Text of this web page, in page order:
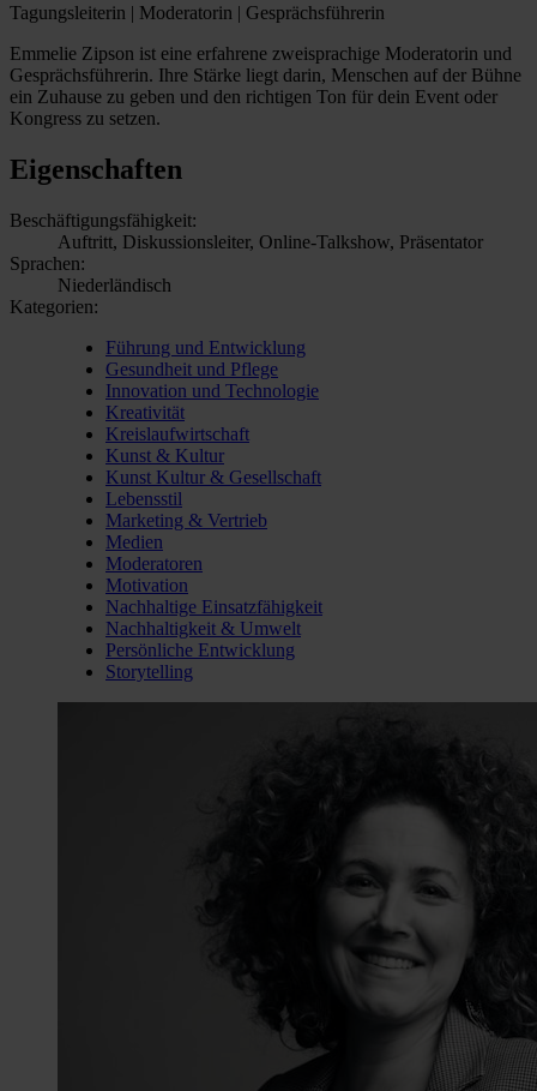
Tagungsleiterin | Moderatorin | Gesprächsführerin
Emmelie Zipson ist eine erfahrene zweisprachige Moderatorin und
Gesprächsführerin. Ihre Stärke liegt darin, Menschen auf der Bühne
ein Zuhause zu geben und den richtigen Ton für dein Event oder
Kongress zu setzen.
Eigenschaften
Beschäftigungsfähigkeit:
Auftritt, Diskussionsleiter, Online-Talkshow, Präsentator
Sprachen:
Niederländisch
Kategorien:
Führung und Entwicklung
Gesundheit und Pflege
Innovation und Technologie
Kreativität
Kreislaufwirtschaft
Kunst & Kultur
Kunst Kultur & Gesellschaft
Lebensstil
Marketing & Vertrieb
Medien
Moderatoren
Motivation
Nachhaltige Einsatzfähigkeit
Nachhaltigkeit & Umwelt
Persönliche Entwicklung
Storytelling